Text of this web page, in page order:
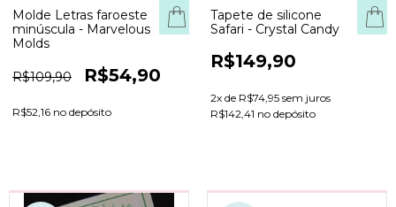
Molde Letras faroeste
minúscula - Marvelous
Molds
R$109,90 R$54,90
R$52,16 no depósito
Tapete de silicone
Safari - Crystal Candy
R$149,90
2x de R$74,95 sem juros
R$142,41 no depósito